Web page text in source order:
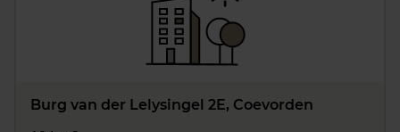
Burg van der Lelysingel 2E, Coevorden